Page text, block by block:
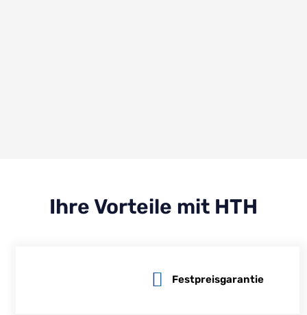
Ihre Vorteile mit HTH
Festpreisgarantie